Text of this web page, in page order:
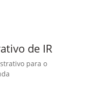
de IR
para o